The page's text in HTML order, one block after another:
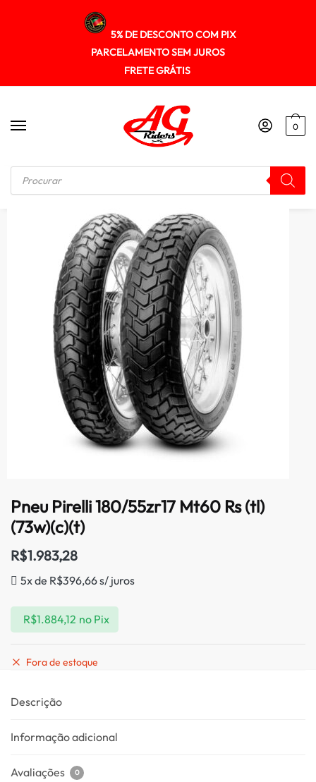
5% DE DESCONTO COM PIX
PARCELAMENTO SEM JUROS
FRETE GRÁTIS
0
Início / PNEUS
Pneu Pirelli 180/55zr17 Mt60 Rs (tl)
(73w)(c)(t)
R$1.983,28
5x de R$396,66s/ juros
R$1.884,12 no Pix
Fora de estoque
Descrição
Informação adicional
Avaliações 0